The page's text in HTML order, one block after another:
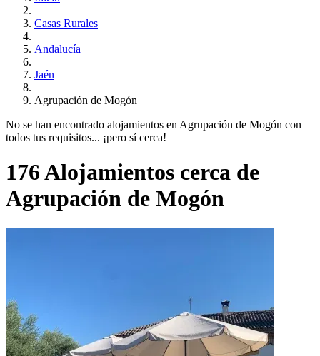
Casas Rurales
Andalucía
Jaén
Agrupación de Mogón
No se han encontrado alojamientos en Agrupación de Mogón con
todos tus requisitos... ¡pero sí cerca!
176 Alojamientos cerca de
Agrupación de Mogón